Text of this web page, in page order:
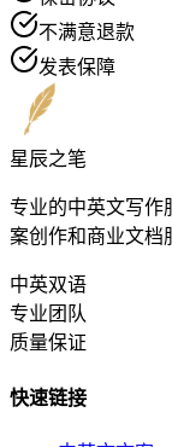
不满意退款
发表保障
星辰之笔
专业的中英文写作
案创作和商业文档
中英双语
专业团队
质量保证
快速链接